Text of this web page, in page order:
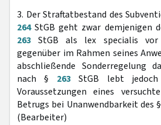
3. Der Straftatbestand des
264StGB geht zwar demjenigen
263 StGB als lex specialis
gegenüber im Rahmen seines
abschließende Sonderregelung
nach § 263StGB lebt jedoch
Voraussetzungen eines
Betrugs bei Unanwendbarkeit des §
(Bearbeiter)